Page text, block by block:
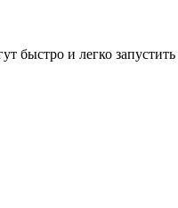
быстро и легко